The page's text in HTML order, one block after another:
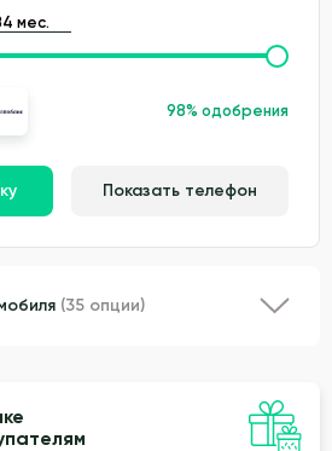
98% одобрения
Показать телефон
(35 опции)